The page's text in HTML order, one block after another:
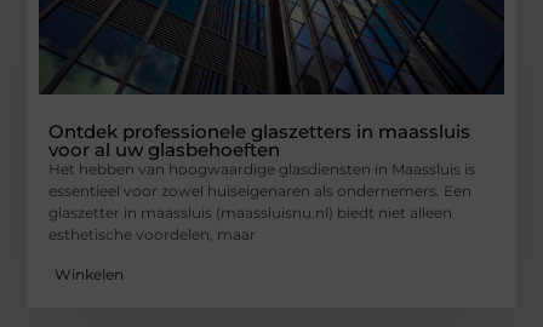
Ontdek professionele glaszetters in maassluis
voor al uw glasbehoeften
Het hebben van hoogwaardige glasdiensten in Maassluis is
essentieel voor zowel huiseigenaren als ondernemers. Een
glaszetter in maassluis (maassluisnu.nl) biedt niet alleen
esthetische voordelen, maar
Winkelen